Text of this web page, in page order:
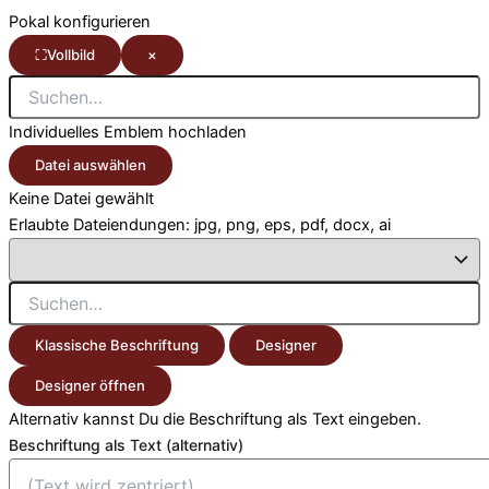
Pokal konfigurieren
⛶Vollbild ×
Individuelles Emblem hochladen
Datei auswählen
Keine Datei gewählt
Erlaubte Dateiendungen: jpg, png, eps, pdf, docx, ai
Klassische Beschriftung Designer
Designer öffnen
Alternativ kannst Du die Beschriftung als Text eingeben.
Beschriftung als Text (alternativ)